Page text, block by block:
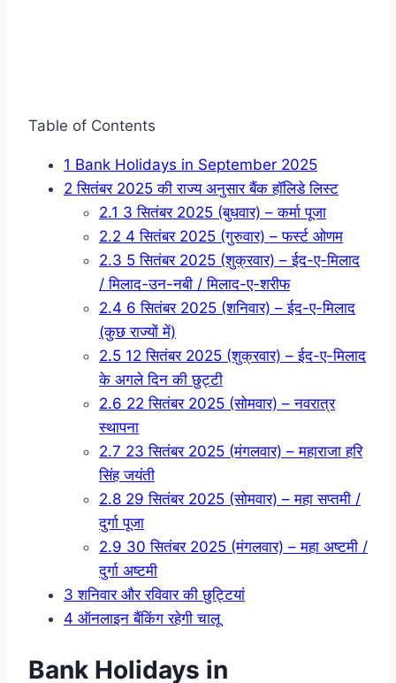
Table of Contents
1 Bank Holidays in September 2025
2 सितंबर 2025 की राज्य अनुसार बैंक हॉलिडे लिस्ट
2.1 3 सितंबर 2025 (बुधवार) – कर्मा पूजा
2.2 4 सितंबर 2025 (गुरुवार) – फर्स्ट ओणम
2.3 5 सितंबर 2025 (शुक्रवार) – ईद-ए-मिलाद
/ मिलाद-उन-नबी / मिलाद-ए-शरीफ
2.4 6 सितंबर 2025 (शनिवार) – ईद-ए-मिलाद
(कुछ राज्यों में)
2.5 12 सितंबर 2025 (शुक्रवार) – ईद-ए-मिलाद
के अगले दिन की छुट्टी
2.6 22 सितंबर 2025 (सोमवार) – नवरात्र
स्थापना
2.7 23 सितंबर 2025 (मंगलवार) – महाराजा हरि
सिंह जयंती
2.8 29 सितंबर 2025 (सोमवार) – महा सप्तमी /
दुर्गा पूजा
2.9 30 सितंबर 2025 (मंगलवार) – महा अष्टमी /
दुर्गा अष्टमी
3 शनिवार और रविवार की छुट्टियां
4 ऑनलाइन बैंकिंग रहेगी चालू
Bank Holidays in